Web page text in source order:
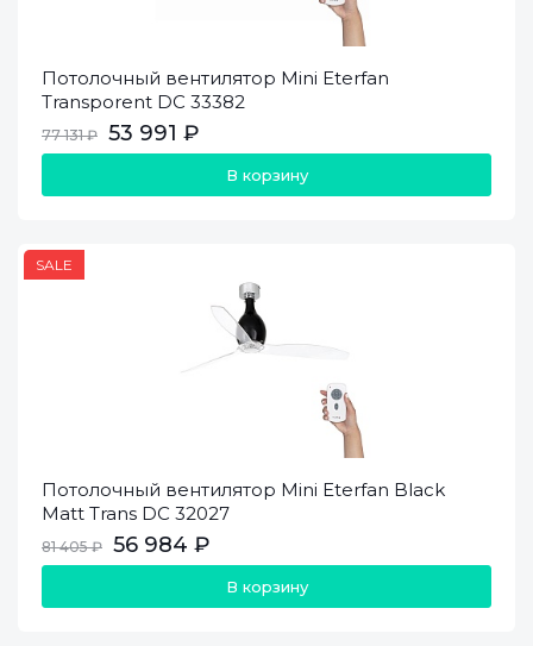
Потолочный вентилятор Mini Eterfan
Transporent DC 33382
77 131 ₽ 53 991 ₽
В корзину
SALE
Потолочный вентилятор Mini Eterfan Black
Matt Trans DC 32027
81 405 ₽ 56 984 ₽
В корзину